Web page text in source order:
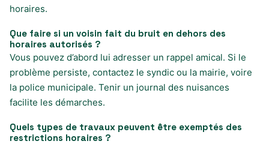
horaires.
Que faire si un voisin fait du bruit en dehors des
horaires autorisés ?
Vous pouvez d’abord lui adresser un rappel amical. Si le
problème persiste, contactez le syndic ou la mairie, voire
la police municipale. Tenir un journal des nuisances
facilite les démarches.
Quels types de travaux peuvent être exemptés des
restrictions horaires ?